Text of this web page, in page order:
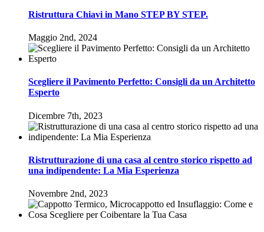
Ristruttura Chiavi in Mano STEP BY STEP.
Maggio 2nd, 2024
Scegliere il Pavimento Perfetto: Consigli da un Architetto
Esperto
Dicembre 7th, 2023
Ristrutturazione di una casa al centro storico rispetto ad
una indipendente: La Mia Esperienza
Novembre 2nd, 2023